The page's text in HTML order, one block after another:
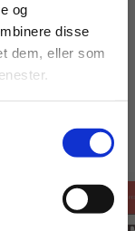
og
disse
dem, eller som
og
Du
priser ekskl.